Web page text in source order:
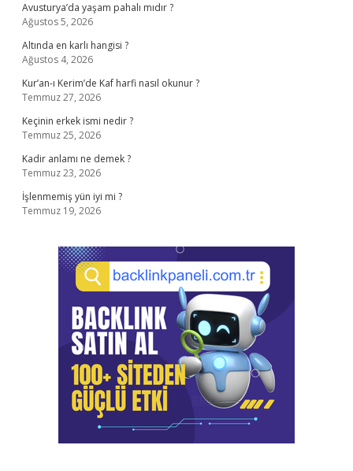
Avusturya’da yaşam pahalı mıdır ?
Ağustos 5, 2026
Altında en karlı hangisi ?
Ağustos 4, 2026
Kur’an-ı Kerim’de Kaf harfi nasıl okunur ?
Temmuz 27, 2026
Keçinin erkek ismi nedir ?
Temmuz 25, 2026
Kadir anlamı ne demek ?
Temmuz 23, 2026
İşlenmemiş yün iyi mi ?
Temmuz 19, 2026